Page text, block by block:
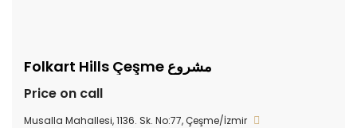
مشروع Folkart Hills Çeşme
Price on call
Musalla Mahallesi, 1136. Sk. No:77, Çeşme/İzmir